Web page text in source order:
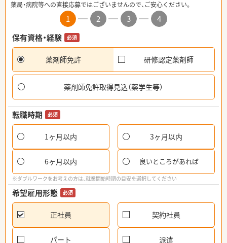
薬局・病院等への直接応募ではございませんので、ご安心ください。
1 2 3
4
保有資格・経験
必須
薬剤師免許 研修認定薬剤師
薬剤師免許取得見込（薬学生等）
転職時期 必須
1ヶ月以内 3ヶ月以内
6ヶ月以内 良いところがあれば
※ダブルワークをお考えの方は、就業開始時期の目安を選択してください
希望雇用形態 必須
正社員 契約社員
パート 派遣